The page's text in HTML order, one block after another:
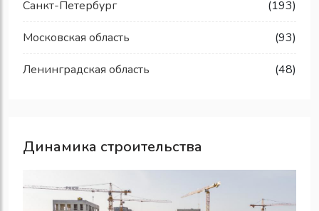
Санкт-Петербург (193)
Московская область (93)
Ленинградская область (48)
Динамика строительства